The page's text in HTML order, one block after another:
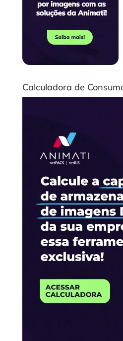
Calculadora de